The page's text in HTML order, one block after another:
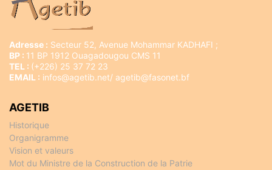
Adresse : Secteur 52, Avenue Mohammar KADHAFI ;
BP : 11 BP 1912 Ouagadougou CMS 11
TEL : (+226) 25 37 72 23
EMAIL : infos@agetib.net/ agetib@fasonet.bf
AGETIB
Historique
Organigramme
Vision et valeurs
Mot du Ministre de la Construction de la Patrie